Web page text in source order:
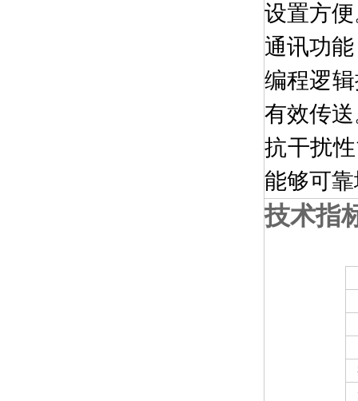
设置方
通讯功
编程逻
有效传
抗干扰
能够可
技术指